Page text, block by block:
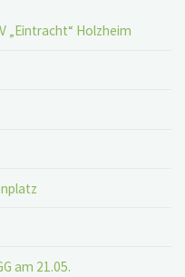
„Eintracht“ Holzheim
am 21.05.